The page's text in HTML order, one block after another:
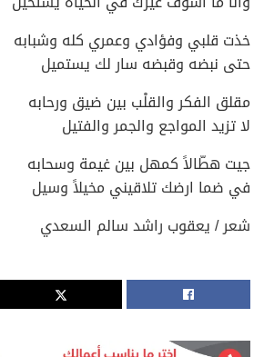
خذت قلبي وفؤادي وعمري كله وشبابه
حتى نبضه وقبضه سار لك يستميل
مقلق الفكر والقلْب بين ضيق ورحابه
لا تزيد المواجع والجمر والفتيل
جيت هطّالاً كمهل بين غيمة وسحابه
في ضما ارضك تلاقيني مخيلاً وسيل
شعر / يعقوب راشد سالم السعدي